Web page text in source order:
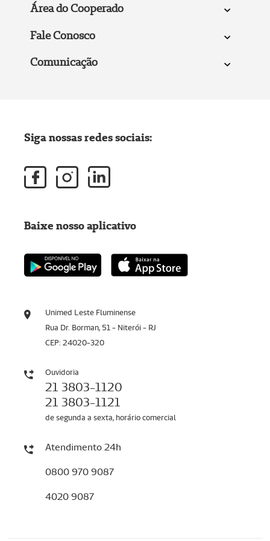
Área do Cooperado
Fale Conosco
Comunicação
Unimed Leste Fluminense
Rua Dr. Borman, 51 - Niterói - RJ
CEP: 24020-320
Ouvidoria
21 3803-1120
21 3803-1121
de segunda a sexta, horário comercial
Atendimento 24h
0800 970 9087
4020 9087
Siga nossas redes sociais:
Baixe nosso aplicativo